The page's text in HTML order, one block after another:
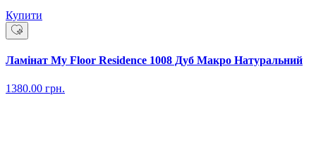
Купити
Ламінат My Floor Residence 1008 Дуб Макро Натуральний
1380.00 грн.